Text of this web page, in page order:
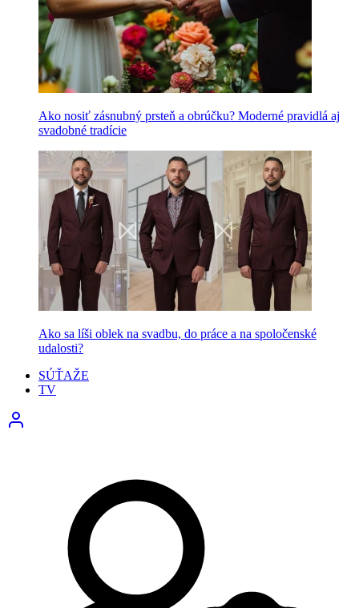
Ako nosiť zásnubný prsteň a obrúčku? Moderné pravidlá aj
svadobné tradície
Ako sa líši oblek na svadbu, do práce a na spoločenské
udalosti?
SÚŤAŽE
TV